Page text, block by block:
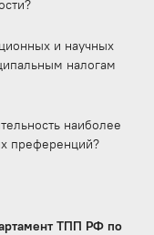
и научных
налогам
наиболее
преференций?
ТПП РФ по